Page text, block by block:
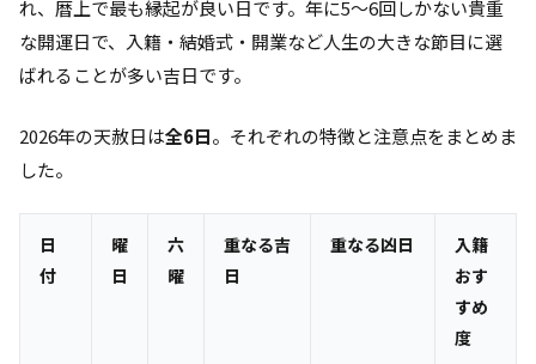
れ、暦上で最も縁起が良い日です。年に5〜6回しかない貴重
な開運日で、入籍・結婚式・開業など人生の大きな節目に選
ばれることが多い吉日です。
2026年の天赦日は全6日。それぞれの特徴と注意点をまとめま
した。
日
付
曜
日
六
曜
重なる吉
日
重なる凶日
入籍
おす
すめ
度